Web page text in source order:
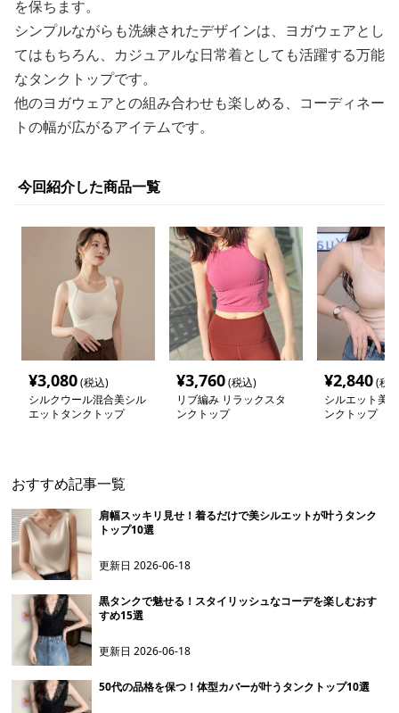
を保ちます。
シンプルながらも洗練されたデザインは、ヨガウェアとし
てはもちろん、カジュアルな日常着としても活躍する万能
なタンクトップです。
他のヨガウェアとの組み合わせも楽しめる、コーディネー
トの幅が広がるアイテムです。
今回紹介した商品一覧
¥3,080(税込)
シルクウール混合美シル
エットタンクトップ
¥3,760(税込)
リブ編み リラックスタ
ンクトップ
¥2,840(税
シルエット美
ンクトップ
おすすめ記事一覧
肩幅スッキリ見せ！着るだけで美シルエットが叶うタンク
トップ10選
更新日2026-06-18
黒タンクで魅せる！スタイリッシュなコーデを楽しむおす
すめ15選
更新日2026-06-18
50代の品格を保つ！体型カバーが叶うタンクトップ10選